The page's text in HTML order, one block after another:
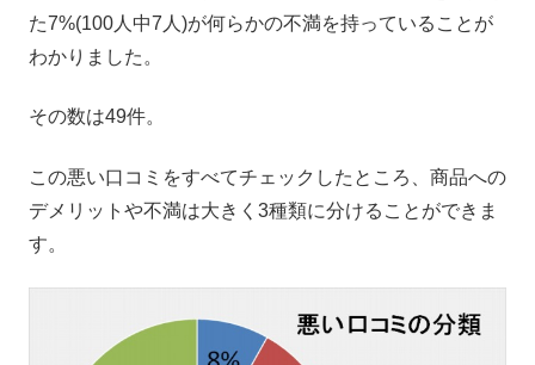
た7%(100人中7人)が何らかの不満を持っていることが
わかりました。
その数は49件。
この悪い口コミをすべてチェックしたところ、商品への
デメリットや不満は大きく3種類に分けることができま
す。